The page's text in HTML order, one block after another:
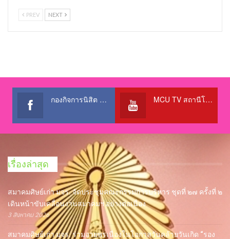
PREV NEXT
กองกิจการนิสิต สำนักงานอธิการบดี MCU TV สถานีโทรทัศน์เพื่อการศึกษา @OfficialTBCChannel
เรื่องล่าสุด
สมาคมศิษย์เก่า มจร. จัดประชุมคณะกรรมการบริหาร ชุดที่ ๒๗ ครั้งที่ ๒
เดินหน้าขับเคลื่อนงานสมาคมฯ อย่างต่อเนื่อง
3 สิงหาคม 2026
สมาคมศิษย์เก่า มจร. ร่วมอวยพรเนื่องในโอกาสวันคล้ายวันเกิด “รอง